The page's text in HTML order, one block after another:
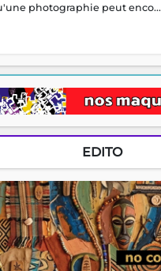
photographie peut enco...
EDITO